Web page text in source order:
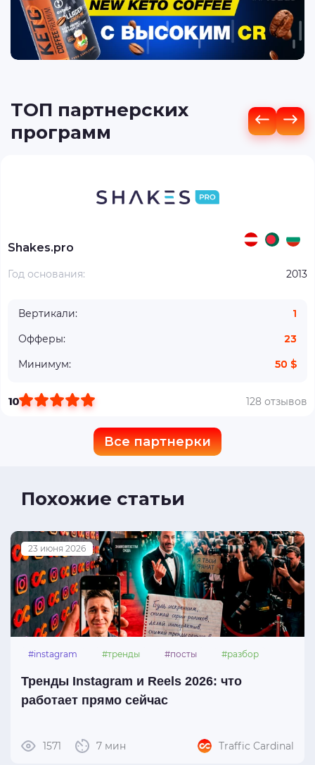
ТОП партнерских
программ
Shakes.pro
Год основания: 2013
Вертикали:
1
Офферы:
23
Минимум:
50 $
10 128 отзывов
Все партнерки
Похожие статьи
23 июня 2026
#instagram #тренды #посты #разбор
Тренды Instagram и Reels 2026: что
работает прямо сейчас
1571 7 мин Traffic Cardinal